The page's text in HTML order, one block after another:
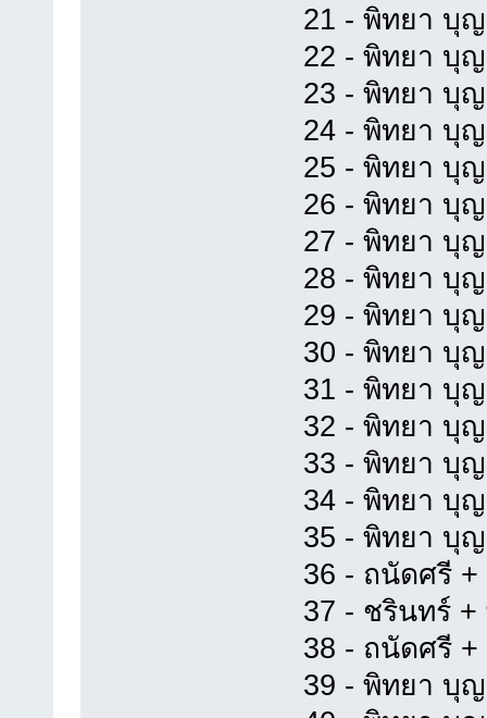
21 - พิทยา บุ
22 - พิทยา บุ
23 - พิทยา บุ
24 - พิทยา บุ
25 - พิทยา บุ
26 - พิทยา บุ
27 - พิทยา บุ
28 - พิทยา บุ
29 - พิทยา บุ
30 - พิทยา บุ
31 - พิทยา บุ
32 - พิทยา บุ
33 - พิทยา บุ
34 - พิทยา บุ
35 - พิทยา บุญ
36 - ถนัดศรี
37 - ชรินทร์
38 - ถนัดศรี +
39 - พิทยา บุญ